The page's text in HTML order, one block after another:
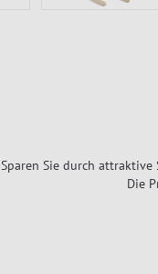
Sparen Sie durch
Die